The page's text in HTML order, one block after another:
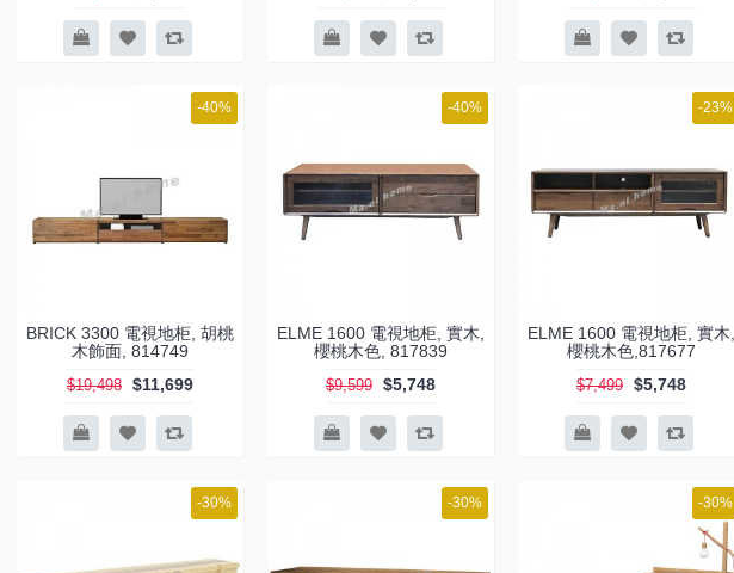
-40%
BRICK 3300 電視地柜, 胡桃
木飾面, 814749
$19,498 $11,699
-40%
ELME 1600 電視地柜, 實木,
櫻桃木色, 817839
$9,599 $5,748
-23%
ELME 1600 電視地柜, 實木,
櫻桃木色,817677
$7,499 $5,748
-30% -30% -30%